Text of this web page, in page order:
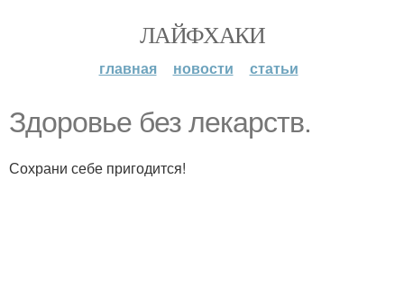
ЛАЙФХАКИ
главная новости статьи
Здоровье без лекарств.
Сохрани себе пригодится!